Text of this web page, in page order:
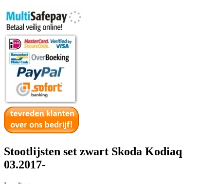
Stootlijsten set zwart Skoda Kodiaq
03.2017-